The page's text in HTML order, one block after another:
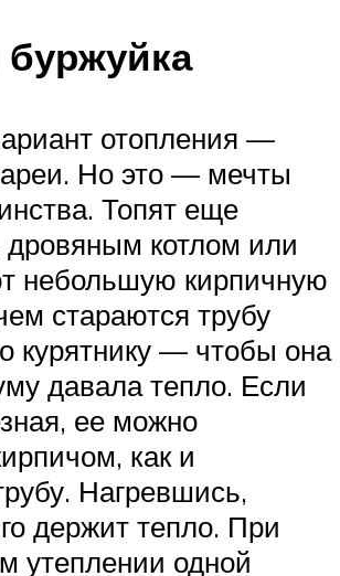
буржуйка
отопления —
Но это — мечты
Топят еще
дровяным котлом или
небольшую кирпичную
стараются трубу
курятнику — чтобы она
давала тепло. Если
ее можно
как и
Нагревшись,
держит тепло. При
утеплении одной